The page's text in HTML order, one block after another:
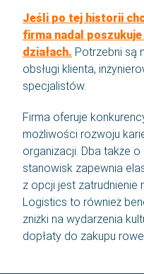
Jeśli po tej historii
firma nadal
działach. Potrzebni są
obsługi klienta,
specjalistów.
Firma oferuje
możliwości rozwoju
organizacji. Dba także
stanowisk zapewnia
z opcji jest zatrudnienie
Logistics to również
zniżki na wydarzenia
dopłaty do zakupu